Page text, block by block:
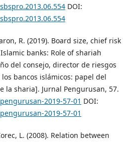
DOI:
R. (2019). Board size, chief risk
banks: Role of shariah
del consejo, director de riesgos
bancos islámicos: papel del
la sharia]. Jurnal Pengurusan, 57.
2019-57-01 DOI:
2019-57-01
L. (2008). Relation between